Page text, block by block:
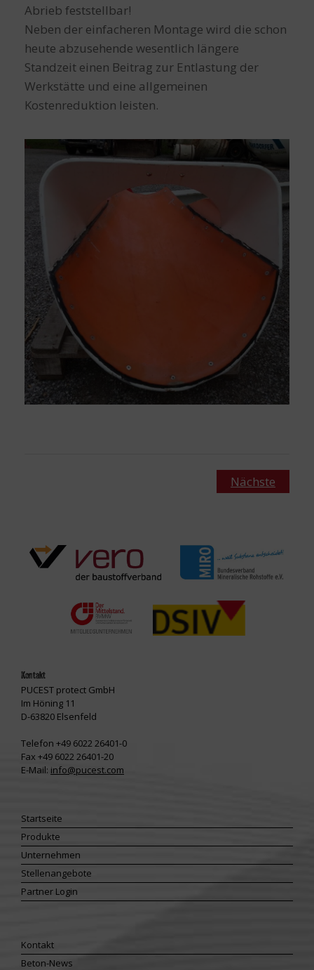
Abrieb feststellbar!
Neben der einfacheren Montage wird die schon
heute abzusehende wesentlich längere
Standzeit einen Beitrag zur Entlastung der
Werkstätte und eine allgemeinen
Kostenreduktion leisten.
Nächste
Kontakt
PUCEST protect GmbH
Im Höning 11
D-63820 Elsenfeld
Telefon +49 6022 26401-0
Fax +49 6022 26401-20
E-Mail: info@pucest.com
Startseite
Produkte
Unternehmen
Stellenangebote
Partner Login
Kontakt
Beton-News